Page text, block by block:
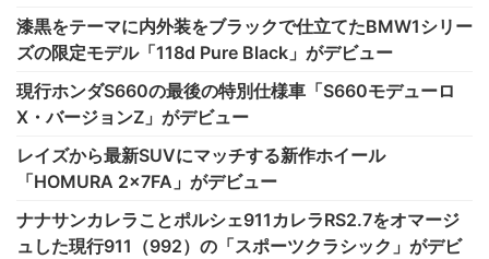
漆黒をテーマに内外装をブラックで仕立てたBMW1シリー
ズの限定モデル「118d Pure Black」がデビュー
現行ホンダS660の最後の特別仕様車「S660モデューロ
X・バージョンZ」がデビュー
レイズから最新SUVにマッチする新作ホイール
「HOMURA 2×7FA」がデビュー
ナナサンカレラことポルシェ911カレラRS2.7をオマージ
ュした現行911（992）の「スポーツクラシック」がデビ